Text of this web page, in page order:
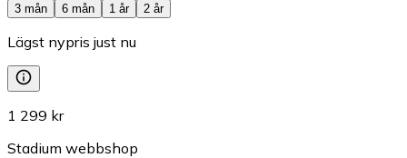
3 mån
6 mån 1 år 2 år
Lägst nypris just nu
1 299 kr
Stadium webbshop